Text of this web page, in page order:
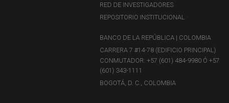
RED DE INVESTIGADORES
REPOSITORIO INSTITUCIONAL
BANCO DE LA REPÚBLICA | COLOMBIA
CARRERA 7 #14-78 (EDIFICIO PRINCIPAL)
CONMUTADOR: +57 (601) 484-9980 Ó +57
(601) 343-1111
BOGOTÁ, D. C., COLOMBIA